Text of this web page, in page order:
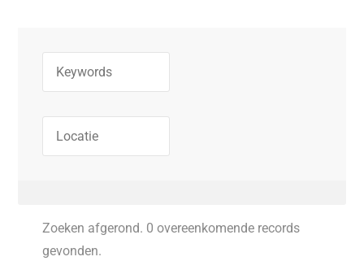
Zoeken afgerond. 0 overeenkomende records
gevonden.